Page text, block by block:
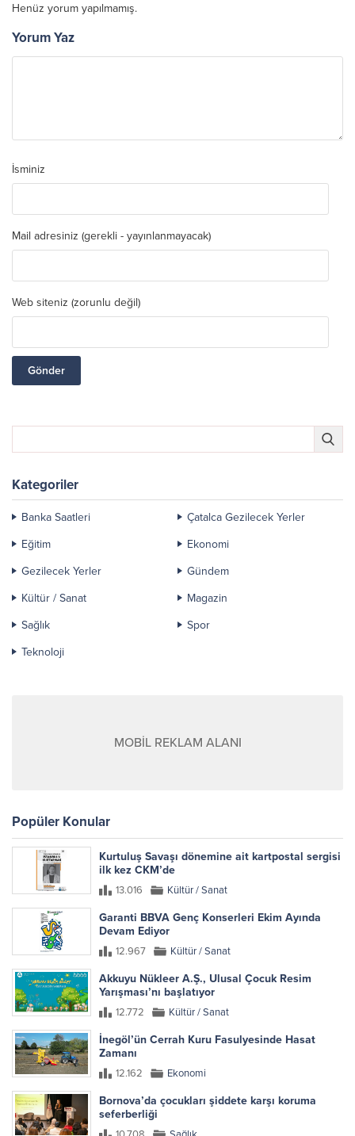
Henüz yorum yapılmamış.
Yorum Yaz
İsminiz
Mail adresiniz (gerekli - yayınlanmayacak)
Web siteniz (zorunlu değil)
Kategoriler
Banka Saatleri
Çatalca Gezilecek Yerler
Eğitim
Ekonomi
Gezilecek Yerler
Gündem
Kültür / Sanat
Magazin
Sağlık
Spor
Teknoloji
MOBİL REKLAM ALANI
Popüler Konular
Kurtuluş Savaşı dönemine ait kartpostal sergisi
ilk kez CKM’de
13.016 Kültür / Sanat
Garanti BBVA Genç Konserleri Ekim Ayında
Devam Ediyor
12.967 Kültür / Sanat
Akkuyu Nükleer A.Ş., Ulusal Çocuk Resim
Yarışması’nı başlatıyor
12.772 Kültür / Sanat
İnegöl’ün Cerrah Kuru Fasulyesinde Hasat
Zamanı
12.162 Ekonomi
Bornova’da çocukları şiddete karşı koruma
seferberliği